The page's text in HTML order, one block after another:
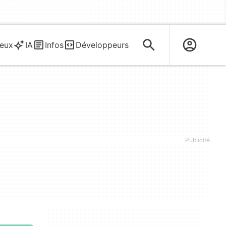
IA Infos Développeurs